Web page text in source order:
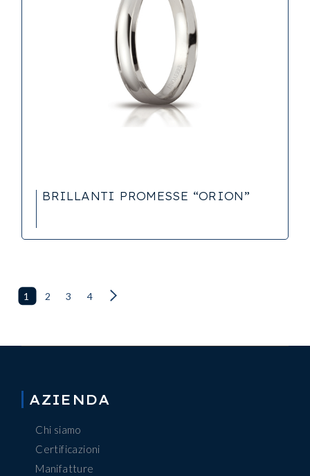
BRILLANTI PROMESSE “ORION”
1 2 3 4
AZIENDA
Chi siamo
Certificazioni
Manifatture